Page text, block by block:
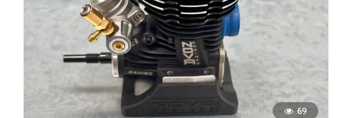
69